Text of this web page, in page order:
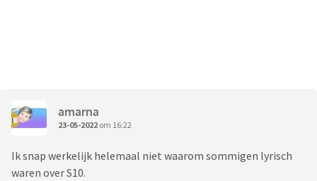
amarna
23-05-2022 om 16:22
Ik snap werkelijk helemaal niet waarom sommigen lyrisch
waren over S10.